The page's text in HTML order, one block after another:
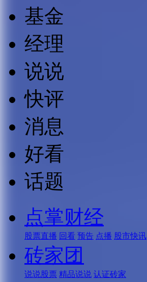
基金
经理
说说
快评
消息
好看
话题
点掌财经
股票直播 回看 预告 点播 股市快讯
砖家团
说说股票 精品说说 认证砖家